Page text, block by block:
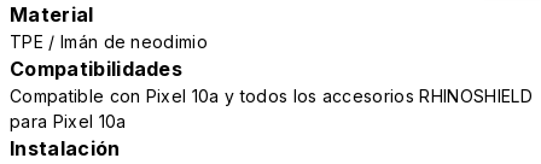
Material
TPE / Imán de neodimio
Compatibilidades
Compatible con Pixel 10a y todos los accesorios RHINOSHIELD
para Pixel 10a
Instalación